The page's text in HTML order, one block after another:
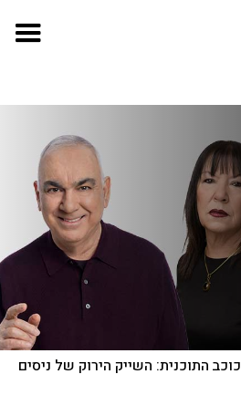
כוכב התוכנית: השייק הירוק של ניסים